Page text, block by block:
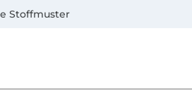
Stoffmuster
Giropay, Kauf auf Rechnung,